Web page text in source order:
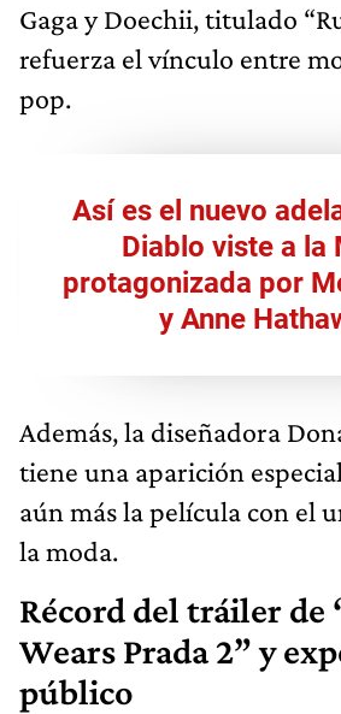
Gaga y Doechii, titulado
refuerza el vínculo entre
pop.
Así es el nuevo
Diablo viste a la
protagonizada por
y Anne
Además, la diseñadora
tiene una aparición
aún más la película con el
la moda.
Récord del tráiler de
Wears Prada 2” y
público